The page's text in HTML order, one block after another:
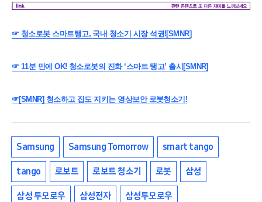
☞ 청소로봇 스마트탱고, 국내 청소기 시장 석권![SMNR]
☞ 11분 만에 OK! 청소로봇의 진화 ‘스마트 탱고’ 출시[SMNR]
☞[SMNR] 청소하고 집도 지키는 영상보안 로봇청소기!
Samsung Samsung Tomorrow smart tango
tango 로보트 로보트 청소기 로봇 삼성
삼성 투모로우 삼성전자 삼성투모로우